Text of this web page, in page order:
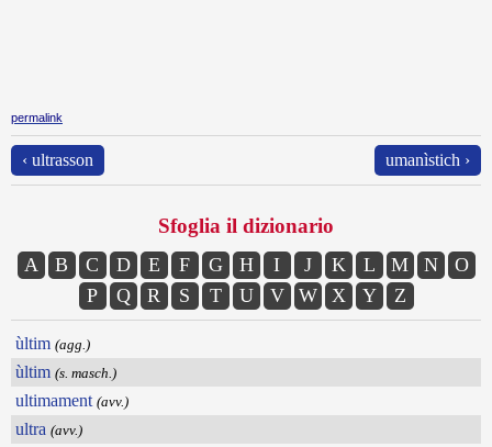
permalink
‹ ultrasson umanìstich ›
Sfoglia il dizionario
A B C D E F G H I J K L M N
O
P
Q R S T U V W X Y Z
ùltim (agg.)
ùltim (s. masch.)
ultimament (avv.)
ultra (avv.)